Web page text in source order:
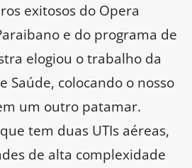
exitosos do Opera
e do programa de
elogiou o trabalho da
Saúde, colocando o nosso
um outro patamar.
tem duas UTIs aéreas,
de alta complexidade